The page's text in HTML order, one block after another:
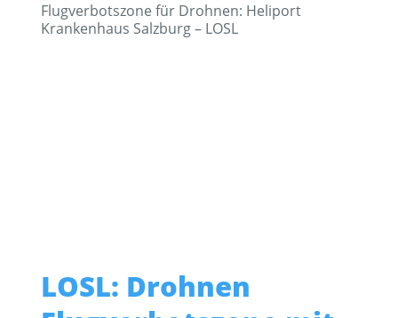
Flugverbotszone für Drohnen: Heliport
Krankenhaus Salzburg – LOSL
LOSL: Drohnen